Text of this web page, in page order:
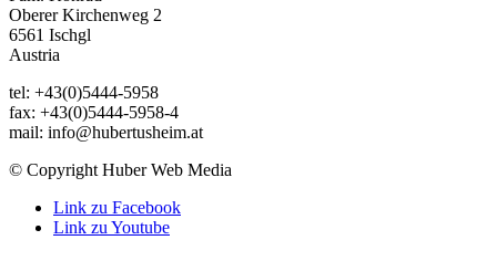
Oberer Kirchenweg 2
6561 Ischgl
Austria
tel: +43(0)5444-5958
fax: +43(0)5444-5958-4
mail: info@hubertusheim.at
© Copyright Huber Web Media
Link zu Facebook
Link zu Youtube